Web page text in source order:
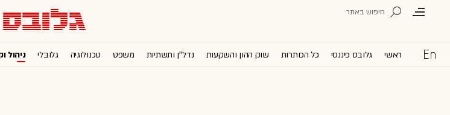
ראשי גלובס פיננסי כל הכותרות שוק ההון והשקעות נדל''ן ותשתיות משפט טכנולוגיה גלובלי ניהול